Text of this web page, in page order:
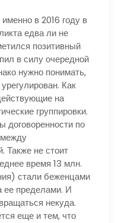
в 2016 году в
едва ли не
позитивный
в силу очередной
нужно понимать,
Как
на
группировки.
договоренности по
между
Также не стоит
время 13 млн.
стали беженцами
ее пределами. И
некуда.
еще и тем, что